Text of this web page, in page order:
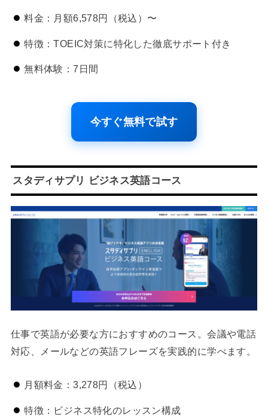
料金：月額6,578円（税込）〜
特徴：TOEIC対策に特化した徹底サポート付き
無料体験：7日間
今すぐ無料で試す
スタディサプリ ビジネス英語コース
仕事で英語が必要な方におすすめのコース。会議や電話
対応、メールなどの英語フレーズを実践的に学べます。
月額料金：3,278円（税込）
特徴：ビジネス特化のレッスン構成